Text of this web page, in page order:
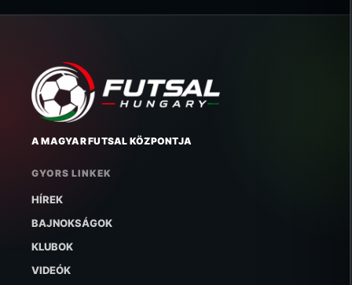
A MAGYAR FUTSAL KÖZPONTJA
GYORS LINKEK
HÍREK
BAJNOKSÁGOK
KLUBOK
VIDEÓK